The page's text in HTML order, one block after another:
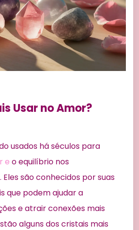
Usar no Amor?
usados há séculos para
e o equilíbrio nos
são conhecidos por suas
que podem ajudar a
e atrair conexões mais
alguns dos cristais mais